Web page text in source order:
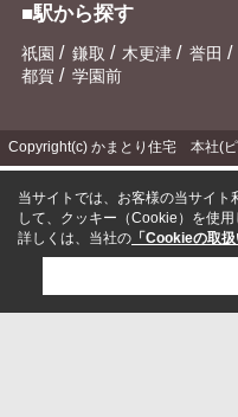
■駅から探す
祇園 / 鎌取 / 木更津 / 誉田 /
都賀 / 学園前
Copyright(c) かまとり住宅 本社(
当サイトでは、お客様の当サイト
して、クッキー（Cookie）を使用
詳しくは、当社の 「Cookieの取